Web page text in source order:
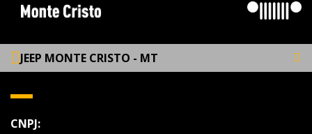
JEEP MONTE CRISTO - MT
CNPJ: